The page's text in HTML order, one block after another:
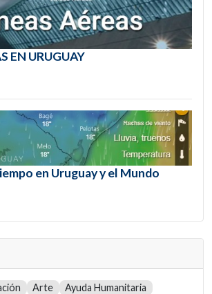
EN URUGUAY
en Uruguay y el Mundo
Arte
Ayuda Humanitaria